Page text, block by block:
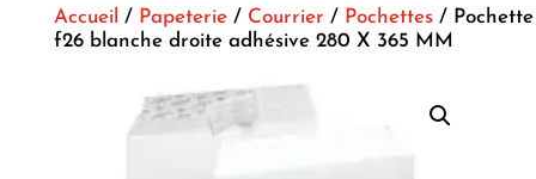
Accueil / Papeterie/ Courrier / Pochettes/ Pochette
f26 blanche droite adhésive 280 X 365 MM